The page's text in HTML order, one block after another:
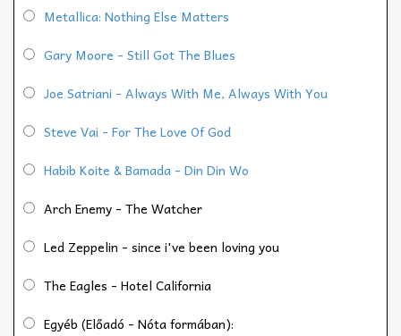
Metallica: Nothing Else Matters
Gary Moore - Still Got The Blues
Joe Satriani - Always With Me, Always With You
Steve Vai - For The Love Of God
Habib Koite & Bamada - Din Din Wo
Arch Enemy - The Watcher
Led Zeppelin - since i've been loving you
The Eagles - Hotel California
Egyéb (Előadó - Nóta formában):